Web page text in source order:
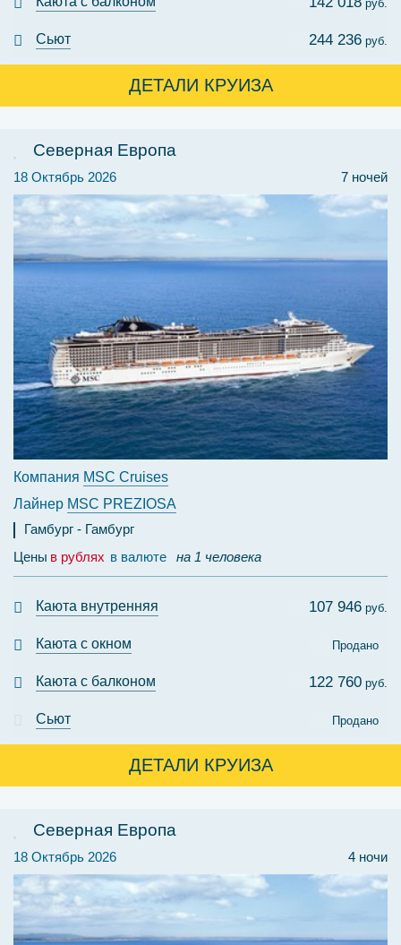
руб.
Сьют 244 236 руб.
ДЕТАЛИ КРУИЗА
Северная Европа
7 ночей
18 Октябрь 2026
Компания MSC Cruises
Лайнер MSC PREZIOSA
Гамбург
Гамбург
Цены в рублях в валюте на 1 человека
Каюта внутренняя 107 946 руб.
Каюта с окном Продано
Каюта с балконом 122 760 руб.
Сьют Продано
ДЕТАЛИ КРУИЗА
Северная Европа
4 ночи
18 Октябрь 2026